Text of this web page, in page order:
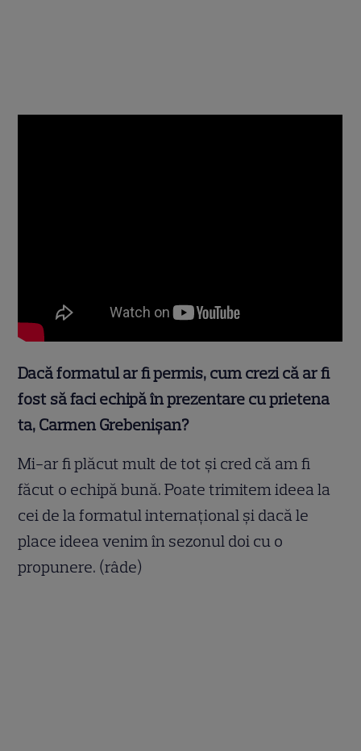
Dacă formatul ar fi permis, cum crezi că ar fi
fost să faci echipă în prezentare cu prietena
ta, Carmen Grebenișan?
Mi-ar fi plăcut mult de tot și cred că am fi
făcut o echipă bună. Poate trimitem ideea la
cei de la formatul internațional și dacă le
place ideea venim în sezonul doi cu o
propunere. (râde)